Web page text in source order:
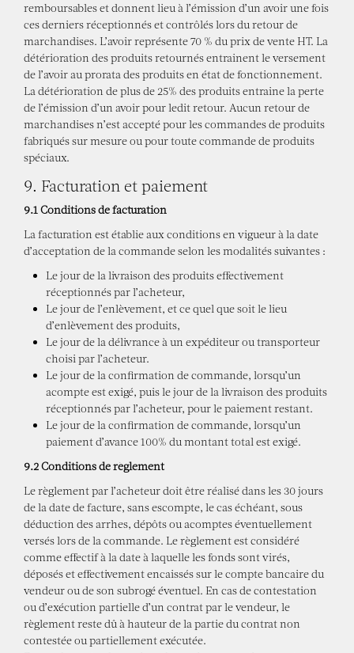
remboursables et donnent lieu à l’émission d’un avoir une fois
ces derniers réceptionnés et contrôlés lors du retour de
marchandises. L’avoir représente 70 % du prix de vente HT. La
détérioration des produits retournés entrainent le versement
de l’avoir au prorata des produits en état de fonctionnement.
La détérioration de plus de 25% des produits entraine la perte
de l’émission d’un avoir pour ledit retour. Aucun retour de
marchandises n’est accepté pour les commandes de produits
fabriqués sur mesure ou pour toute commande de produits
spéciaux.
9. Facturation et paiement
9.1 Conditions de facturation
La facturation est établie aux conditions en vigueur à la date
d’acceptation de la commande selon les modalités suivantes :
Le jour de la livraison des produits effectivement
réceptionnés par l’acheteur,
Le jour de l’enlèvement, et ce quel que soit le lieu
d’enlèvement des produits,
Le jour de la délivrance à un expéditeur ou transporteur
choisi par l’acheteur.
Le jour de la confirmation de commande, lorsqu’un
acompte est exigé, puis le jour de la livraison des produits
réceptionnés par l’acheteur, pour le paiement restant.
Le jour de la confirmation de commande, lorsqu’un
paiement d’avance 100% du montant total est exigé.
9.2 Conditions de règlement
Le règlement par l’acheteur doit être réalisé dans les 30 jours
de la date de facture, sans escompte, le cas échéant, sous
déduction des arrhes, dépôts ou acomptes éventuellement
versés lors de la commande. Le règlement est considéré
comme effectif à la date à laquelle les fonds sont virés,
déposés et effectivement encaissés sur le compte bancaire du
vendeur ou de son subrogé éventuel. En cas de contestation
ou d’exécution partielle d’un contrat par le vendeur, le
règlement reste dû à hauteur de la partie du contrat non
contestée ou partiellement exécutée.